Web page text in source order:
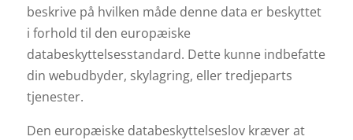
beskrive på hvilken måde denne data er beskyttet
i forhold til den europæiske
databeskyttelsesstandard. Dette kunne indbefatte
din webudbyder, skylagring, eller tredjeparts
tjenester.
Den europæiske databeskyttelseslov kræver at